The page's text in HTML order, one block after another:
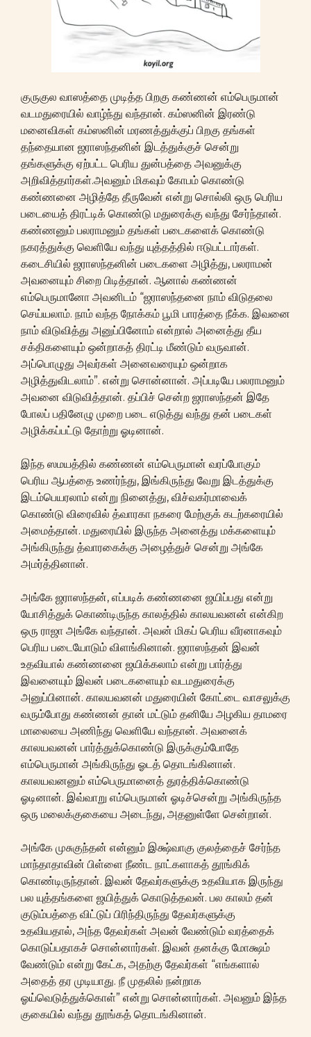
குருகுல வாஸத்தை முடித்த பிறகு கண்ணன் எம்பெருமான்
வடமதுரையில் வாழ்ந்து வந்தான். கம்ஸனின் இரண்டு
மனைவிகள் கம்ஸனின் மரணத்துக்குப் பிறகு தங்கள்
தந்தையான ஜராஸந்தனின் இடத்துக்குச் சென்று
தங்களுக்கு ஏற்பட்ட பெரிய துன்பத்தை அவனுக்கு
அறிவித்தார்கள்.அவனும் மிகவும் கோபம் கொண்டு
கண்ணனை அழித்தே தீருவேன் என்று சொல்லி ஒரு பெரிய
படையைத் திரட்டிக் கொண்டு மதுரைக்கு வந்து சேர்ந்தான்.
கண்ணனும் பலராமனும் தங்கள் படைகளைக் கொண்டு
நகரத்துக்கு வெளியே வந்து யுத்தத்தில் ஈடுபட்டார்கள்.
கடைசியில் ஜராஸந்தனின் படைகளை அழித்து, பலராமன்
அவனையும் சிறை பிடித்தான். ஆனால் கண்ணன்
எம்பெருமானோ அவனிடம் “ஜராஸந்தனை நாம் விடுதலை
செய்யலாம். நாம் வந்த நோக்கம் பூமி பாரத்தை நீக்க. இவனை
நாம் விடுவித்து அனுப்பினோம் என்றால் அனைத்து தீய
சக்திகளையும் ஒன்றாகத் திரட்டி மீண்டும் வருவான்.
அப்பொழுது அவர்கள் அனைவரையும் ஒன்றாக
அழித்துவிடலாம்”. என்று சொன்னான். அப்படியே பலராமனும்
அவனை விடுவித்தான். தப்பிச் சென்ற ஜராஸந்தன் இதே
போலப் பதினேழு முறை படை எடுத்து வந்து தன் படைகள்
அழிக்கப்பட்டு தோற்று ஓடினான்.
இந்த ஸமயத்தில் கண்ணன் எம்பெருமான் வரப்போகும்
பெரிய ஆபத்தை உணர்ந்து, இங்கிருந்து வேறு இடத்துக்கு
இடம்பெயரலாம் என்று நினைத்து, விச்வகர்மாவைக்
கொண்டு விரைவில் த்வாரகா நகரை மேற்குக் கடற்கரையில்
அமைத்தான். மதுரையில் இருந்த அனைத்து மக்களையும்
அங்கிருந்து த்வாரகைக்கு அழைத்துச் சென்று அங்கே
அமர்த்தினான்.
அங்கே ஜராஸந்தன், எப்படிக் கண்ணனை ஜயிப்பது என்று
யோசித்துக் கொண்டிருந்த காலத்தில் காலயவனன் என்கிற
ஒரு ராஜா அங்கே வந்தான். அவன் மிகப் பெரிய வீரனாகவும்
பெரிய படையோடும் விளங்கினான். ஜராஸந்தன் இவன்
உதவியால் கண்ணனை ஜயிக்கலாம் என்று பார்த்து
இவனையும் இவன் படைகளையும் வடமதுரைக்கு
அனுப்பினான். காலயவனன் மதுரையின் கோட்டை வாசலுக்கு
வரும்போது கண்ணன் தான் மட்டும் தனியே அழகிய தாமரை
மாலையை அணிந்து வெளியே வந்தான். அவனைக்
காலயவனன் பார்த்துக்கொண்டு இருக்கும்போதே
எம்பெருமான் அங்கிருந்து ஓடத் தொடங்கினான்.
காலயவனனும் எம்பெருமானைத் துரத்திக்கொண்டு
ஓடினான். இவ்வாறு எம்பெருமான் ஓடிச்சென்று அங்கிருந்த
ஒரு மலைக்குகையை அடைந்து, அதனுள்ளே சென்றான்.
அங்கே முசுகுந்தன் என்னும் இக்ஷ்வாகு குலத்தைச் சேர்ந்த
மாந்தாதாவின் பிள்ளை நீண்ட நாட்களாகத் தூங்கிக்
கொண்டிருந்தான். இவன் தேவர்களுக்கு உதவியாக இருந்து
பல யுத்தங்களை ஜயித்துக் கொடுத்தவன். பல காலம் தன்
குடும்பத்தை விட்டுப் பிரிந்திருந்து தேவர்களுக்கு
உதவியதால், அந்த தேவர்கள் அவன் வேண்டும் வரத்தைக்
கொடுப்பதாகச் சொன்னார்கள். இவன் தனக்கு மோக்ஷம்
வேண்டும் என்று கேட்க, அதற்கு தேவர்கள் “எங்களால்
அதைத் தர முடியாது. நீ முதலில் நன்றாக
ஓய்வெடுத்துக்கொள்” என்று சொன்னார்கள். அவனும் இந்த
குகையில் வந்து தூங்கத் தொடங்கினான்.